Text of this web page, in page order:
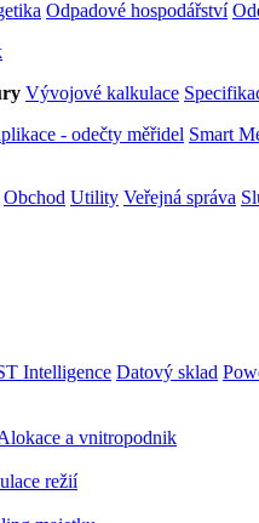
Odpadové hospodářství
Vývojové kalkulace
- odečty měřidel Smart
Obchod Utility Veřejná správa
Intelligence Datový sklad
a vnitropodnik
režií